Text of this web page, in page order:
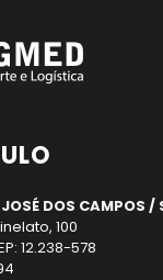
DOS CAMPOS /
100
12.238-578